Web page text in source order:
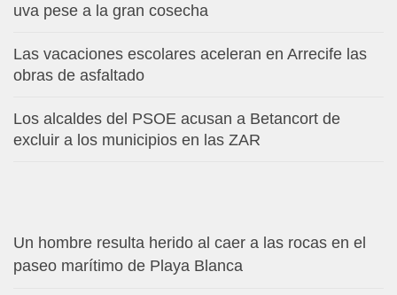
uva pese a la gran cosecha
Las vacaciones escolares aceleran en Arrecife las
obras de asfaltado
Los alcaldes del PSOE acusan a Betancort de
excluir a los municipios en las ZAR
Un hombre resulta herido al caer a las rocas en el
paseo marítimo de Playa Blanca